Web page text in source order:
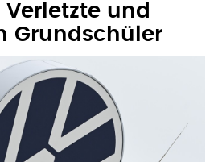
und
Grundschüler